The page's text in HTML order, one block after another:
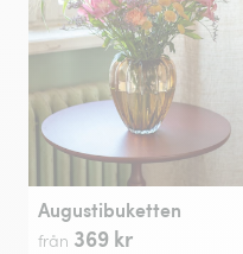
Augustibuketten
från 369 kr